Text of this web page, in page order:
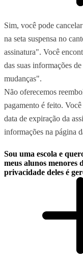
Sim, você pode
na seta suspensa no
assinatura". Você
das suas informações
mudanças".
Não oferecemos
pagamento é feito.
data de expiração da
informações na página
Sou uma escola e
meus alunos menores
privacidade deles é